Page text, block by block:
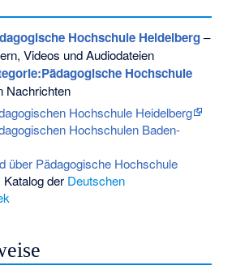
Hochschule Heidelberg–
Videos und Audiodateien
Hochschule
Nachrichten
Hochschule Heidelberg
Hochschulen Baden-
über Pädagogische Hochschule
Katalog der Deutschen